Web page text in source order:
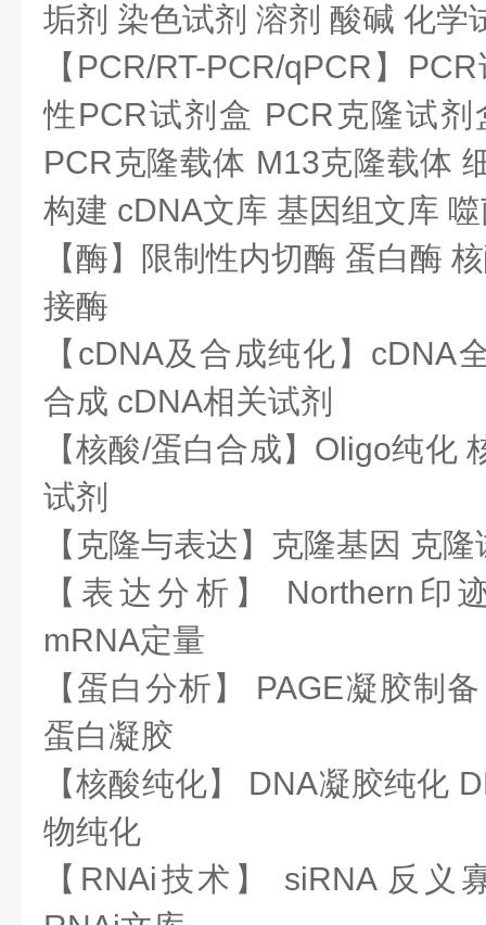
垢剂 染色试剂 溶剂 酸碱 化学
【PCR/RT-PCR/qPCR】
性PCR试剂盒 PCR克隆试
PCR克隆载体 M13克隆载体
构建 cDNA文库 基因组文库
【酶】限制性内切酶 蛋白酶
接酶
【cDNA及合成纯化】cDNA
合成 cDNA相关试剂
【核酸/蛋白合成】Oligo纯化
试剂
【克隆与表达】克隆基因 克
【表达分析】 Northern印
mRNA定量
【蛋白分析】 PAGE凝胶制
蛋白凝胶
【核酸纯化】 DNA凝胶纯化
物纯化
【RNAi技术】 siRNA 反义